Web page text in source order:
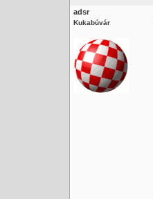
adsr
Kukabúvár